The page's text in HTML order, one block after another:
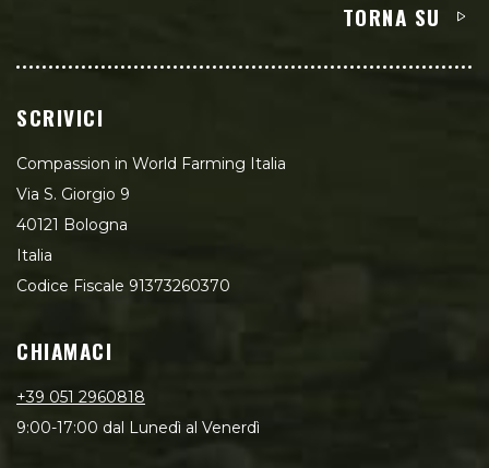
TORNA SU
SCRIVICI
Compassion in World Farming Italia
Via S. Giorgio 9
40121 Bologna
Italia
Codice Fiscale 91373260370
CHIAMACI
+39 051 2960818
9:00-17:00 dal Lunedì al Venerdì